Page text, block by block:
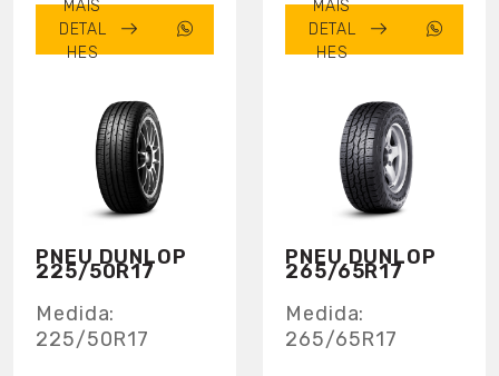
MAIS
DETAL
HES
MAIS
DETAL
HES
PNEU DUNLOP
225/50R17
Medida:
225/50R17
PNEU DUNLOP
265/65R17
Medida:
265/65R17